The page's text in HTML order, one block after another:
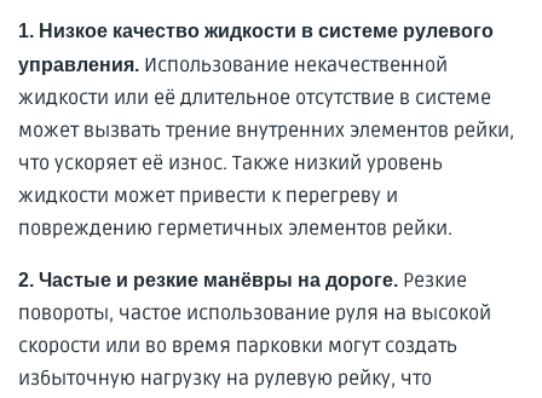
1. Низкое качество жидкости в системе рулевого
управления. Использование некачественной
жидкости или её длительное отсутствие в системе
может вызвать трение внутренних элементов рейки,
что ускоряет её износ. Также низкий уровень
жидкости может привести к перегреву и
повреждению герметичных элементов рейки.
2. Частые и резкие манёвры на дороге. Резкие
повороты, частое использование руля на высокой
скорости или во время парковки могут создать
избыточную нагрузку на рулевую рейку, что